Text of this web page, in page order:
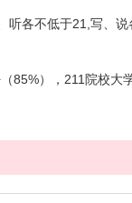
听各不低于21,写、
85%），211院校大